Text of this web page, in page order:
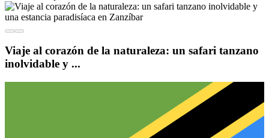
Viaje al corazón de la naturaleza: un safari tanzano
inolvidable y ...